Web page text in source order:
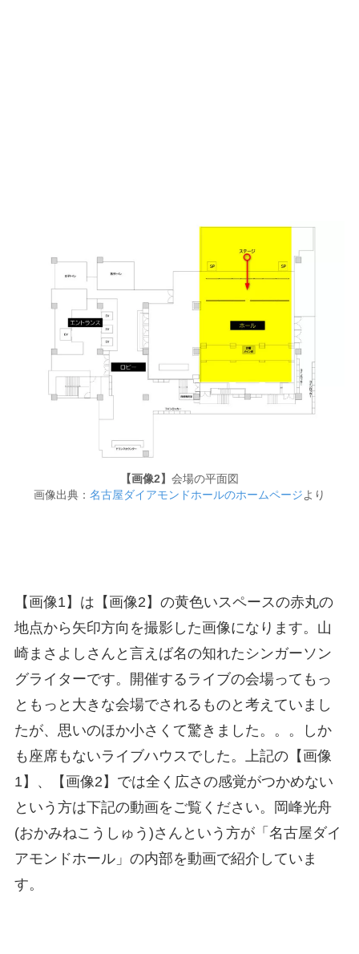
【画像2】 会場の平面図
画像出典： 名古屋ダイアモンドホールのホームページより
【画像1】は【画像2】の黄色いスペースの赤丸の
地点から矢印方向を撮影した画像になります。山
崎まさよしさんと言えば名の知れたシンガーソン
グライターです。開催するライブの会場ってもっ
ともっと大きな会場でされるものと考えていまし
たが、思いのほか小さくて驚きました。。。しか
も座席もないライブハウスでした。上記の【画像
1】、【画像2】では全く広さの感覚がつかめない
という方は下記の動画をご覧ください。岡峰光舟
(おかみねこうしゅう)さんという方が「名古屋ダイ
アモンドホール」の内部を動画で紹介していま
す。